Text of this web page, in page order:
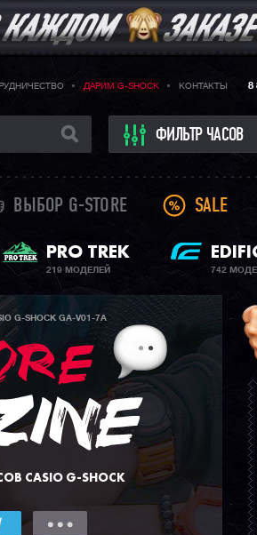
ДАРИМ G-SHOCK КОНТАКТЫ 8
ФИЛЬТР ЧАСОВ
ВЫБОР G-STORE SALE
PRO TREK
219 МОДЕЛЕЙ 742
G-SHOCK GA-V01-7A
CASIO G-SHOCK